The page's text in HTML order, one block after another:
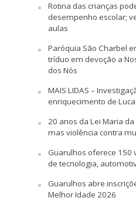
Rotina das crianças
desempenho escolar;
aulas
Paróquia São Charbel
tríduo em devoção a
dos Nós
MAIS LIDAS –
enriquecimento de
20 anos da Lei Maria
mas violência contra
Guarulhos oferece 150
de tecnologia,
Guarulhos abre
Melhor Idade 2026